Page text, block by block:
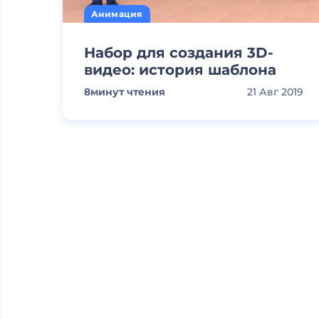
Анимация
Набор для создания 3D-
видео: история шаблона
8минут чтения 21 Авг 2019